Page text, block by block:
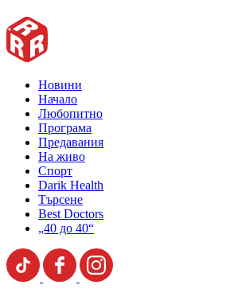
Новини
Начало
Любопитно
Програма
Предавания
На живо
Спорт
Darik Health
Търсене
Best Doctors
„40 до 40“